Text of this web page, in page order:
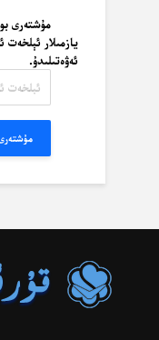
مۇشتەرى
يازمىلار ئېلخەت
ئەۋەتىلىدۇ.
ئادرېسىڭىز.